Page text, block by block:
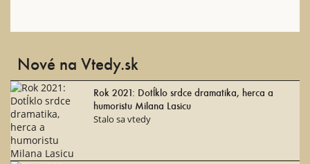
Nové na Vtedy.sk
Rok 2021: Dotĺklo srdce dramatika, herca a
humoristu Milana Lasicu
Stalo sa vtedy